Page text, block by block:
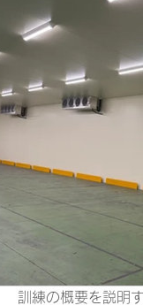
訓練の概要を説明